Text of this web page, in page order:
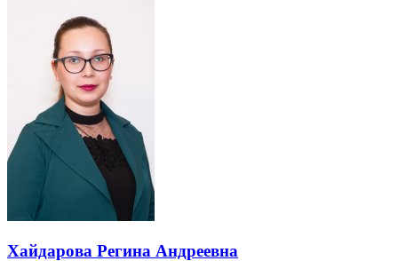
Хайдарова Регина Андреевна